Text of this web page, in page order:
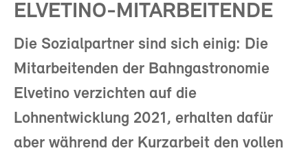
ELVETINO-MITARBEITENDE
Die Sozialpartner sind sich einig: Die
Mitarbeitenden der Bahngastronomie
Elvetino verzichten auf die
Lohnentwicklung 2021, erhalten dafür
aber während der Kurzarbeit den vollen